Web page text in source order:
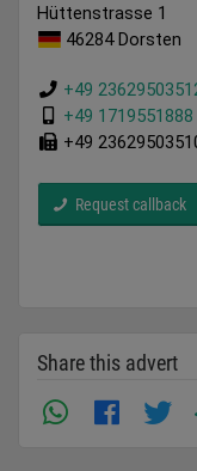
Hüttenstrasse 1
46284 Dorsten
+49
+49 1719551888
+49
Request callback
Share this advert